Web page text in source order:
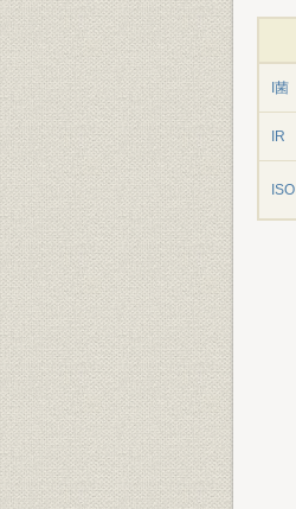
I菌
IR
ISO